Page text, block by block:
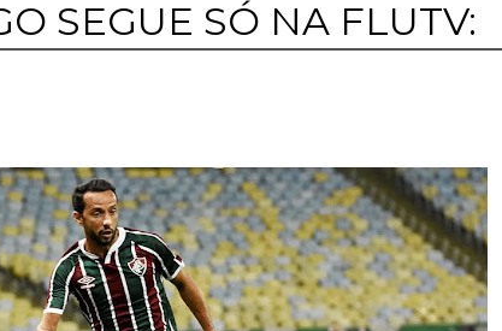
SEGUE SÓ NA FLUTV: